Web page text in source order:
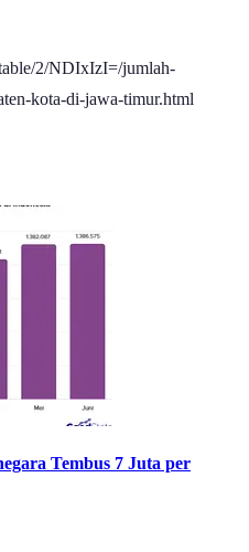
2/NDIxIzI=/jumlah-
kota-di-jawa-timur.html
Tembus 7 Juta per